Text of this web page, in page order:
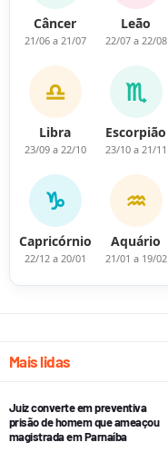
Câncer
21/06 a 21/07
Leão
22/07 a 22/08
♎
Libra
23/09 a 22/10
♏
Escorpião
23/10 a 21/11
♑
Capricórnio
22/12 a 20/01
♒
Aquário
21/01 a 19/02
Mais lidas
Juiz converte em preventiva
prisão de homem que ameaçou
magistrada em Parnaíba